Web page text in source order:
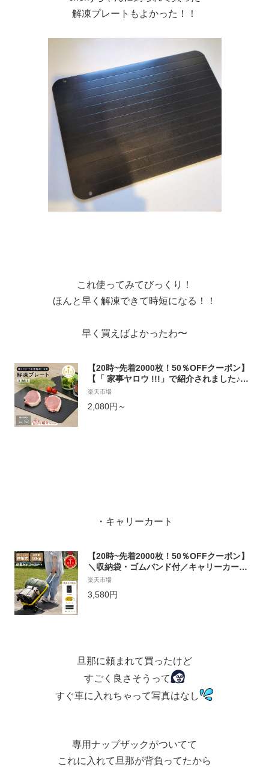
解凍プレートもよかった！！
これ使ってみてびっくり！
ほんと早く解凍できて時短になる！！
早く買えばよかったわ〜
【20時~先着2000枚！50％OFFクーポン】
【「 家事ヤロウ !!!」で紹介されました♪】
解凍プレート 急速解凍 解凍皿 まな板 解凍
タテ 解凍まな板 自然解凍プレート 冷凍食品
楽天市場
2,080円～
・キャリーカート
【20時~先着2000枚！50％OFFクーポン】
＼収納袋・ゴムバンド付／キャリーカート
折りたたみ 軽量 4輪 買い物 台車 軽量 コン
買い物 おすすめ 防災 アウトドア 荷物 ゴミ
楽天市場
3,580円
旦那に頼まれて買ったけど
すごく良さそうって
すぐ車に入れちゃって写真はなし
専用ナップザックがついてて
これに入れて旦那が背負ってたから